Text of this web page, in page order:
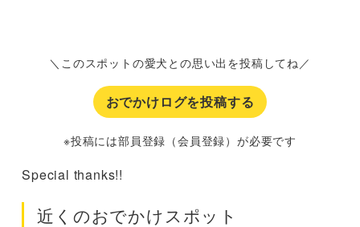
＼このスポットの愛犬との思い出を投稿してね／
おでかけログを投稿する
※投稿には部員登録（会員登録）が必要です
Special thanks!!
近くのおでかけスポット